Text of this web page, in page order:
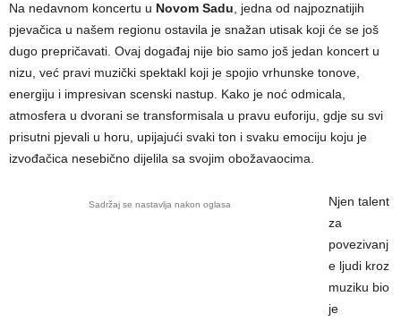
Na nedavnom koncertu u Novom Sadu , jedna od najpoznatijih
pjevačica u našem regionu ostavila je snažan utisak koji će se još
dugo prepričavati. Ovaj događaj nije bio samo još jedan koncert u
nizu, već pravi muzički spektakl koji je spojio vrhunske tonove,
energiju i impresivan scenski nastup. Kako je noć odmicala,
atmosfera u dvorani se transformisala u pravu euforiju, gdje su svi
prisutni pjevali u horu, upijajući svaki ton i svaku emociju koju je
izvođačica nesebično dijelila sa svojim obožavaocima.
Sadržaj se nastavlja nakon oglasa
Njen talent
za
povezivanj
e ljudi kroz
muziku bio
je